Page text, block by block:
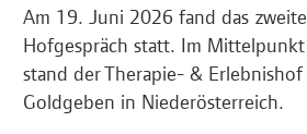
Am 19. Juni 2026 fand das
Hofgespräch statt. Im
stand der Therapie- &
Goldgeben in Niederösterreich.